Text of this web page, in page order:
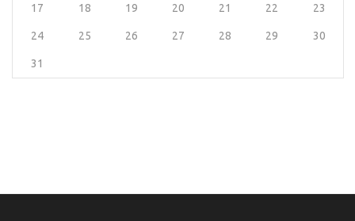
17 18 19 20 21 22 23
24 25 26 27 28 29 30
31